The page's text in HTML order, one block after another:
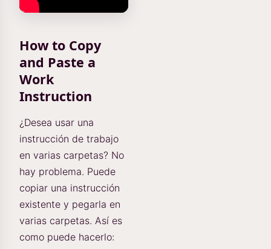
How to Copy
and Paste a
Work
Instruction
¿Desea usar una
instrucción de trabajo
en varias carpetas? No
hay problema. Puede
copiar una instrucción
existente y pegarla en
varias carpetas. Así es
como puede hacerlo: